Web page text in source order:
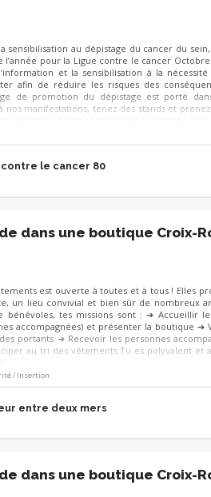
sensibilisation au dépistage du cancer du
pour la Ligue contre le cancer Octobre
et la sensibilisation à la
afin de réduire les risques des
de promotion du dépistage est porté
manifestations, tenez des stands et
au sein d’une équipe 😁Bonne humeur
le cancer 80
dans une boutique Croix-
est ouverte à toutes et à tous ! Elles
un lieu convivial et bien sûr de nombreux
bénévoles, tes missions sont : ➔ Accueillir
accompagnées) et présenter la boutique ➔
portants ➔ Recevoir les personnes
au tri des vêtements Tu es polyvalent et
/ Insertion
entre deux mers
dans une boutique Croix-